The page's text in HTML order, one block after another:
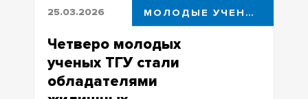
25.03.2026 МОЛОДЫЕ УЧЕНЫЕ
Четверо молодых
ученых ТГУ стали
обладателями